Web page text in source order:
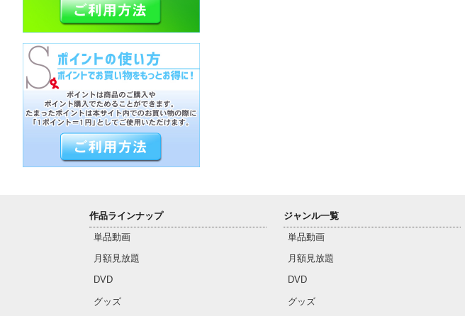
作品ラインナップ
単品動画
月額見放題
DVD
グッズ
ジャンル一覧
単品動画
月額見放題
DVD
グッズ